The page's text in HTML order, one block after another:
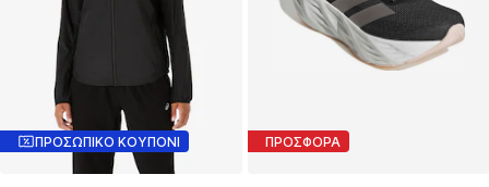
ΠΡΟΣΩΠΙΚΟ ΚΟΥΠΟΝΙ ΠΡΟΣΦΟΡΑ